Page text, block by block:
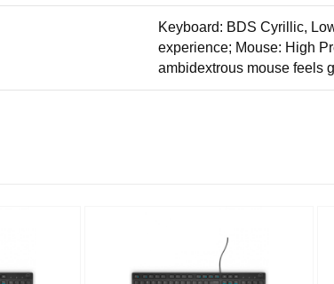
Keyboard: BDS Cyrillic,
experience; Mouse: High
ambidextrous mouse feels